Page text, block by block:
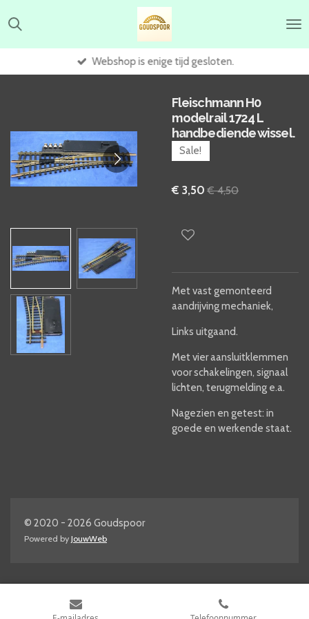
direct
hoofdinhoud
Webshop is enige tijd gesloten.
Fleischmann H0
modelrail 1724 L
handbediende wissel.
Sale!
€ 3,50 € 4,50
Met vast gemonteerd
aandrijving mechaniek,
Links uitgaand.
Met vier aansluitklemmen
voor schakelingen, signaal
lichten, terugmelding e.a.
Nagezien en getest: in
goede en werkende staat.
© 2020 - 2026 Goudspoor
Powered by JouwWeb